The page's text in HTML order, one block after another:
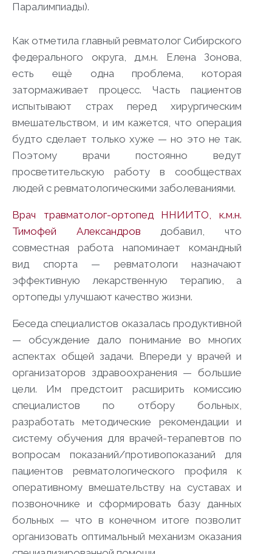
Паралимпиады).
Как отметила главный ревматолог Сибирского
федерального округа, д.м.н. Елена Зонова,
есть ещё одна проблема, которая
затормаживает процесс. Часть пациентов
испытывают страх перед хирургическим
вмешательством, и им кажется, что операция
будто сделает только хуже — но это не так.
Поэтому врачи постоянно ведут
просветительскую работу в сообществах
людей с ревматологическими заболеваниями.
Врач травматолог-ортопед ННИИТО, к.м.н.
Тимофей Александровдобавил, что
совместная работа напоминает командный
вид спорта — ревматологи назначают
эффективную лекарственную терапию, а
ортопеды улучшают качество жизни.
Беседа специалистов оказалась продуктивной
— обсуждение дало понимание во многих
аспектах общей задачи. Впереди у врачей и
организаторов здравоохранения — большие
цели. Им предстоит расширить комиссию
специалистов по отбору больных,
разработать методические рекомендации и
систему обучения для врачей-терапевтов по
вопросам показаний/противопоказаний для
пациентов ревматологического профиля к
оперативному вмешательству на суставах и
позвоночнике и сформировать базу данных
больных — что в конечном итоге позволит
организовать оптимальный механизм оказания